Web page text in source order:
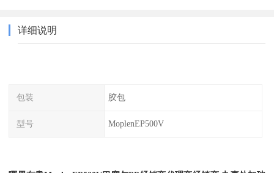
详细说明
包装 胶包
型号 MoplenEP500V